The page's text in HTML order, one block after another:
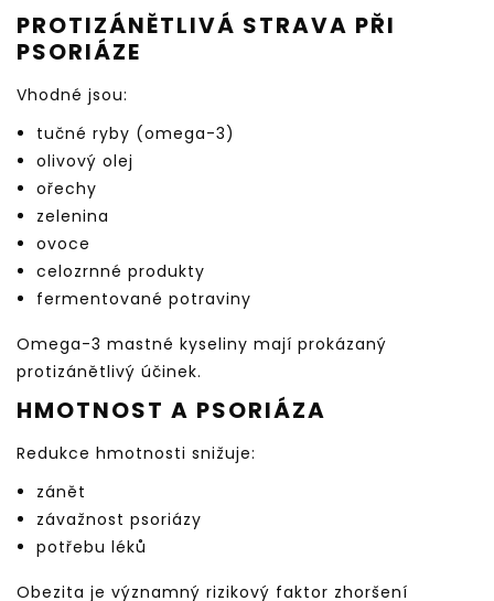
PROTIZÁNĚTLIVÁ STRAVA PŘI
PSORIÁZE
Vhodné jsou:
tučné ryby (omega-3)
olivový olej
ořechy
zelenina
ovoce
celozrnné produkty
fermentované potraviny
Omega-3 mastné kyseliny mají prokázaný
protizánětlivý účinek.
HMOTNOST A PSORIÁZA
Redukce hmotnosti snižuje:
zánět
závažnost psoriázy
potřebu léků
Obezita je významný rizikový faktor zhoršení